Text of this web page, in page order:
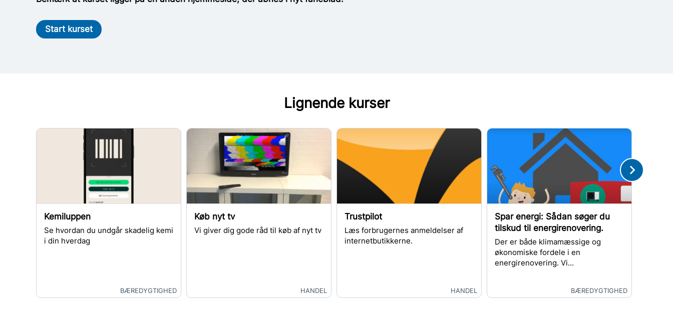
Start kurset
Lignende kurser
Kemiluppen
Se hvordan du undgår skadelig kemi
i din hverdag
BÆREDYGTIGHED
Køb nyt tv
Vi giver dig gode råd til køb af nyt tv
HANDEL
Trustpilot
Læs forbrugernes anmeldelser af
internetbutikkerne.
HANDEL
Spar energi: Sådan søger du
tilskud til energirenovering.
Der er både klimamæssige og
økonomiske fordele i en
energirenovering. Vi...
BÆREDYGTIGHED